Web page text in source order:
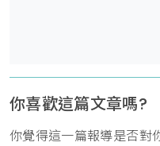
你喜歡這篇文章嗎?
你覺得這一篇報導是否對